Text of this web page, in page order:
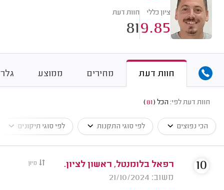
ציון כללי
9.85
חוות דעת
81
חוות דעת מחירים ממוצע
חוות דעת לפי: הכל (
81
)
הכי נפוצים לפי סוגי התקנות לפי סוגי תיקונים
מיון
רפאל בלומנטל, ראשון לציון.
משוב: 21/10/2024
10